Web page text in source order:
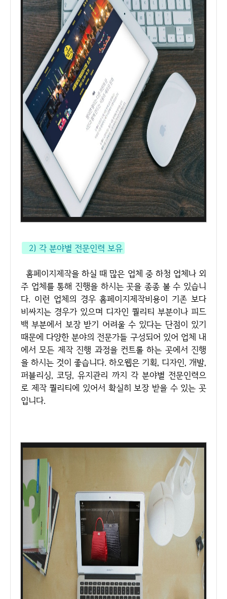
2) 각 분야별 전문인력 보유
홈페이지제작을 하실 때 많은 업체 중 하청 업체나 외
주 업체를 통해 진행을 하시는 곳을 종종 볼 수 있습니
다. 이런 업체의 경우 홈페이지제작비용이 기존 보다
비싸지는 경우가 있으며 디자인 퀄리티 부분이나 피드
백 부분에서 보장 받기 어려울 수 있다는 단점이 있기
때문에 다양한 분야의 전문가들 구성되어 있어 업체 내
에서 모든 제작 진행 과정을 컨트롤 하는 곳에서 진행
을 하시는 것이 좋습니다. 하오웹은 기획, 디자인, 개발,
퍼블리싱, 코딩, 유지관리 까지 각 분야별 전문인력으
로 제작 퀄리티에 있어서 확실히 보장 받을 수 있는 곳
입니다.